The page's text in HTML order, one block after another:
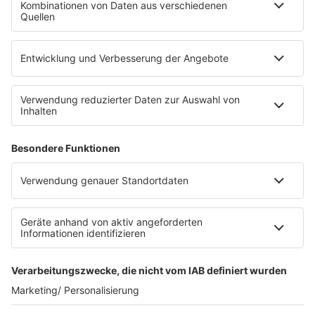
Die Uniklinik Tübingen hat ein neues Fahrradparkhaus
eröffnet. Direkt an der Medizinischen Klinik bietet es
E-Bikes über eine Photovoltaikanlage auf dem …
Impressum
Datenschutzerklärung
Datenschutzeinstellungen